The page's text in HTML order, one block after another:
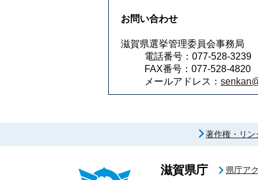
お問い合わせ
滋賀県選挙管理委員会事務局
電話番号：077-528-3239
FAX番号：077-528-4820
メールアドレス：
著作権・リン
滋賀県庁 県庁ア